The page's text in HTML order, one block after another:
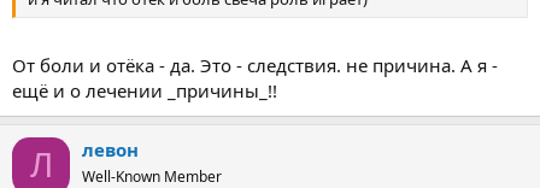
От боли и отёка - да. Это - следствия. не причина. А я -
ещё и о лечении _причины_!!
Л левон
Well-Known Member